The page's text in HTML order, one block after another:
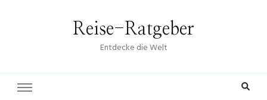
Reise-Ratgeber
Entdecke die Welt